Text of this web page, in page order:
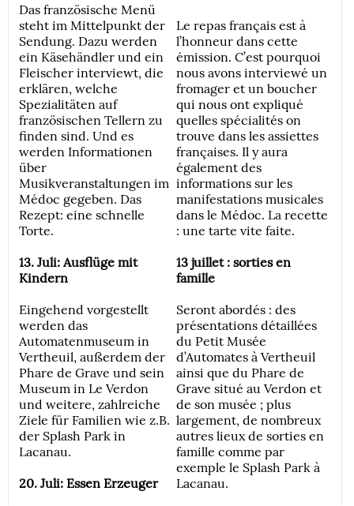
Das französische Menü
steht im Mittelpunkt der
Sendung. Dazu werden
ein Käsehändler und ein
Fleischer interviewt, die
erklären, welche
Spezialitäten auf
französischen Tellern zu
finden sind. Und es
werden Informationen
über
Musikveranstaltungen im
Médoc gegeben. Das
Rezept: eine schnelle
Torte.
13. Juli: Ausflüge mit
Kindern
Eingehend vorgestellt
werden das
Automatenmuseum in
Vertheuil, außerdem der
Phare de Grave und sein
Museum in Le Verdon
und weitere, zahlreiche
Ziele für Familien wie z.B.
der Splash Park in
Lacanau.
20. Juli: Essen Erzeuger
Le repas français est à
l’honneur dans cette
émission. C’est pourquoi
nous avons interviewé un
fromager et un boucher
qui nous ont expliqué
quelles spécialités on
trouve dans les assiettes
françaises. Il y aura
également des
informations sur les
manifestations musicales
dans le Médoc. La recette
: une tarte vite faite.
13 juillet : sorties en
famille
Seront abordés : des
présentations détaillées
du Petit Musée
d’Automates à Vertheuil
ainsi que du Phare de
Grave situé au Verdon et
de son musée ; plus
largement, de nombreux
autres lieux de sorties en
famille comme par
exemple le Splash Park à
Lacanau.